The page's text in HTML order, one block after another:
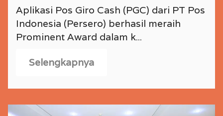
Aplikasi Pos Giro Cash (PGC) dari PT Pos
Indonesia (Persero) berhasil meraih
Prominent Award dalam k...
Selengkapnya